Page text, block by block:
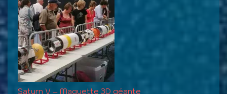
Saturn V – Maquette 3D géante